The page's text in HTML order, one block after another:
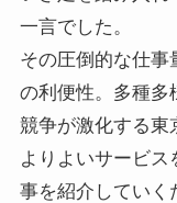
一言でした。
その圧倒的な仕事
の利便性。多種多
競争が激化する東
よりよいサービ
事を紹介していく